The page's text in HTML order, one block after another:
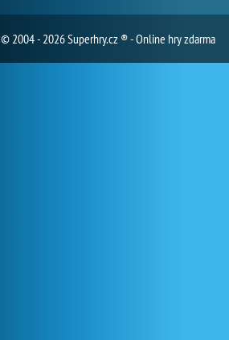
© 2004 - 2026 Superhry.cz ® - Online hry zdarma